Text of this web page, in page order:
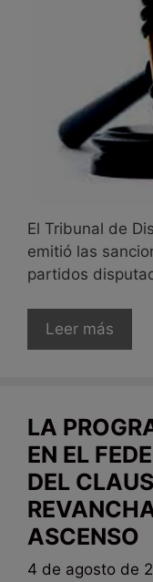
El Tribunal de
emitió las
partidos
Leer más
LA
EN EL
DEL
ASCENSO
4 de agosto de